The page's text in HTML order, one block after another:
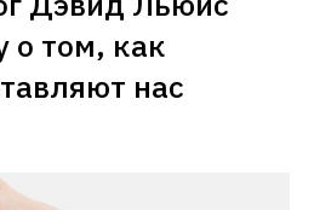
о том, как
нас